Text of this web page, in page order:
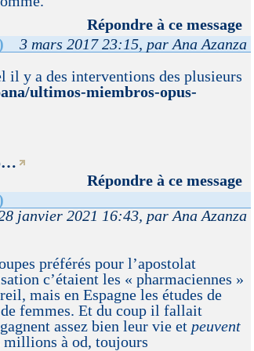
Répondre à ce message
3 mars 2017 23:15, par Ana Azanza
il y a des interventions des plusieurs
ultimos-miembros-opus-
Répondre à ce message
janvier 2021 16:43, par Ana Azanza
préférés pour l’apostolat
c’étaient les « pharmaciennes »
mais en Espagne les études de
femmes. Et du coup il fallait
assez bien leur vie et peuvent
millions à od, toujours